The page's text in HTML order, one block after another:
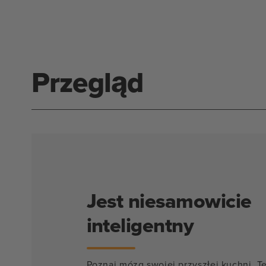
Przegląd
Jest niesamowicie
inteligentny